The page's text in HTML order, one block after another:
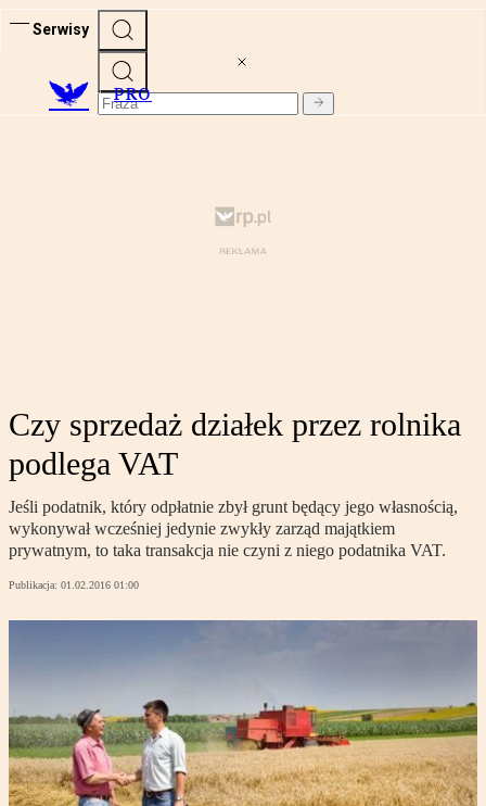
Serwisy
PRO
Czy sprzedaż działek przez rolnika
podlega VAT
Jeśli podatnik, który odpłatnie zbył grunt będący jego własnością,
wykonywał wcześniej jedynie zwykły zarząd majątkiem
prywatnym, to taka transakcja nie czyni z niego podatnika VAT.
Publikacja: 01.02.2016 01:00